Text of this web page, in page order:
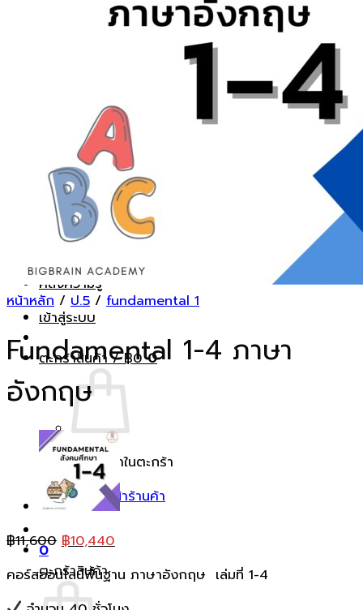
FUNDAMENTAL ชั้น ป.5
คอร์สโค้งสุดท้าย
สรุปเนื้อหาขั้นเทพ
ตะลุยโจทย์ยอดฮิต
Math-Sci Trilingual+
SPIP
รู้จักเรา
ทำเนียบคนเก่ง
คำถามที่พบบ่อย
สมัครเรียน
คลังความรู้
เข้าสู่ระบบ
ตะกร้าสินค้า /฿0 0
ไม่มีสินค้าในตะกร้า
กลับสู่หน้าร้านค้า
0
ตะกร้าสินค้า
หน้าหลัก / ป.5 / fundamental 1
Fundamental 1-4 ภาษา
อังกฤษ
฿11,600 Original
was:
฿11,600.
฿10,440
is:
คอร์สออนไลน์พื้นฐาน ภาษาอังกฤษ เล่มที่ 1-4